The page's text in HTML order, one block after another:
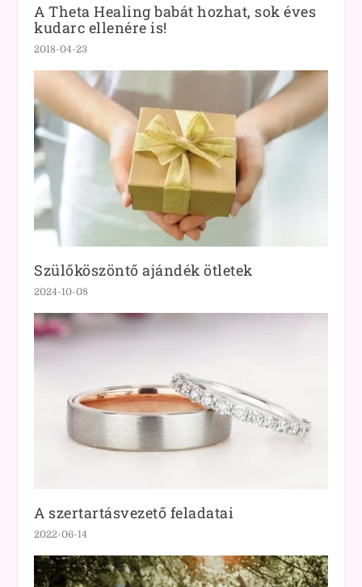
A Theta Healing babát hozhat, sok éves
kudarc ellenére is!
2018-04-23
Szülőköszöntő ajándék ötletek
2024-10-08
A szertartásvezető feladatai
2022-06-14